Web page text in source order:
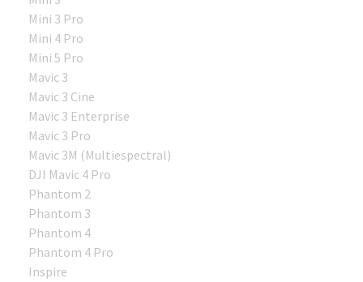
Mini 3 Pro
Mini 4 Pro
Mini 5 Pro
Mavic 3
Mavic 3 Cine
Mavic 3 Enterprise
Mavic 3 Pro
Mavic 3M (Multiespectral)
DJI Mavic 4 Pro
Phantom 2
Phantom 3
Phantom 4
Phantom 4 Pro
Inspire